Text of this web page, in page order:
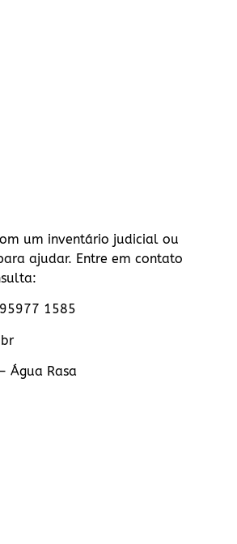
um inventário judicial ou
ajudar. Entre em contato
1585
Água Rasa